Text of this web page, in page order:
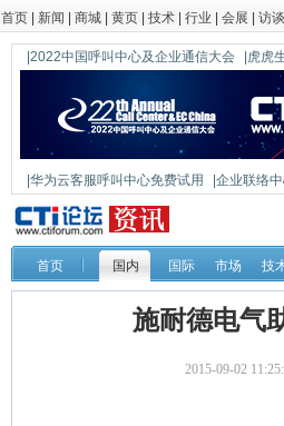
首页 新闻 商城 黄页 技术 行业 会展 访谈
|2022中国呼叫中心及企业通信大会 |虎虎
|华为云客服呼叫中心免费试用 |企业联络
|鼎信通达新一代语音网关DAG1000-4S
首页 国内 国际 市场 技
施耐德电气
2015-09-02